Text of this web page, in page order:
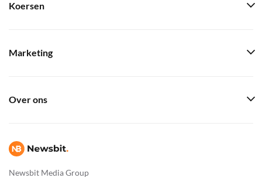
Newsbit Media Group
Koersen
Marketing
Over ons